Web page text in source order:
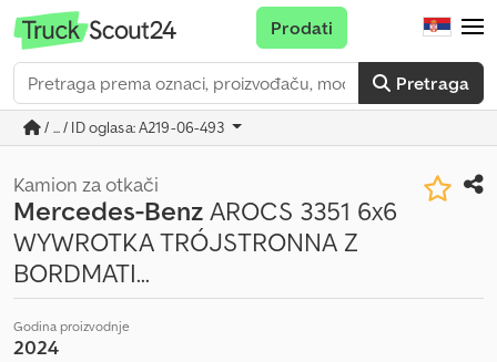
Pretraga
Prodati
/ ... / ID oglasa: A219-06-493
Kamion za otkači
Mercedes-BenzAROCS 3351 6x6
WYWROTKA TRÓJSTRONNA Z
BORDMATI...
Godina proizvodnje
2024